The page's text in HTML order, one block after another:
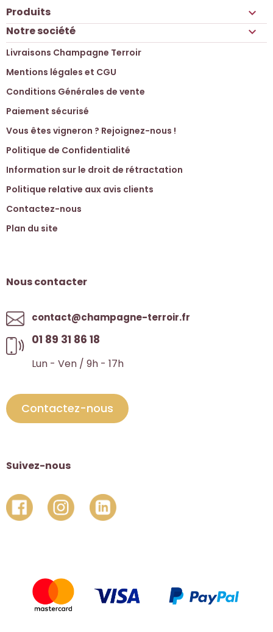
Produits 
Notre société 
Livraisons Champagne Terroir
Mentions légales et CGU
Conditions Générales de vente
Paiement sécurisé
Vous êtes vigneron ? Rejoignez-nous !
Politique de Confidentialité
Information sur le droit de rétractation
Politique relative aux avis clients
Contactez-nous
Plan du site
Nous contacter
contact@champagne-terroir.fr
01 89 31 86 18
Lun - Ven / 9h - 17h
Contactez-nous
Suivez-nous